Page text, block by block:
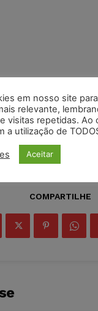
COMPARTILHE
em nosso site
relevante,
visitas repetidas. Ao
a utilização de
Aceitar